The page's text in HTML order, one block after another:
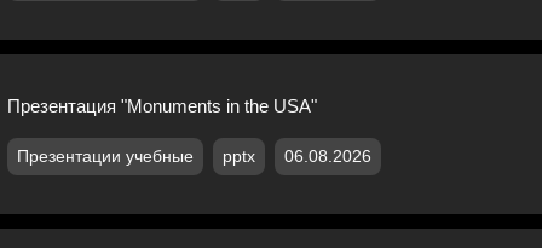
Презентация "Monuments in the USA"
Презентации учебные pptx 06.08.2026